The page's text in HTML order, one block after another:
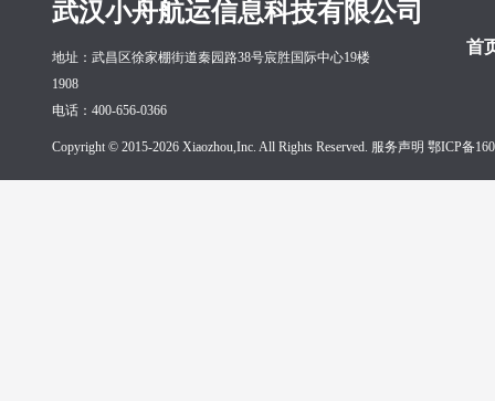
武汉小舟航运信息科技有限公司
首
地址：武昌区徐家棚街道秦园路38号宸胜国际中心19楼
1908
电话：400-656-0366
Copyright © 2015-2026 Xiaozhou,Inc. All Rights Reserved. 服务声明 鄂ICP备